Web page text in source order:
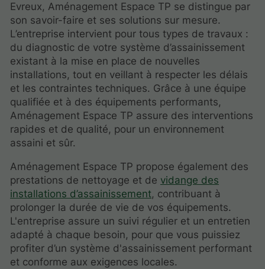
Evreux, Aménagement Espace TP se distingue par
son savoir-faire et ses solutions sur mesure.
L’entreprise intervient pour tous types de travaux :
du diagnostic de votre système d’assainissement
existant à la mise en place de nouvelles
installations, tout en veillant à respecter les délais
et les contraintes techniques. Grâce à une équipe
qualifiée et à des équipements performants,
Aménagement Espace TP assure des interventions
rapides et de qualité, pour un environnement
assaini et sûr.
Aménagement Espace TP propose également des
prestations de nettoyage et de vidange des
installations d’assainissement, contribuant à
prolonger la durée de vie de vos équipements.
L'entreprise assure un suivi régulier et un entretien
adapté à chaque besoin, pour que vous puissiez
profiter d’un système d'assainissement performant
et conforme aux exigences locales.